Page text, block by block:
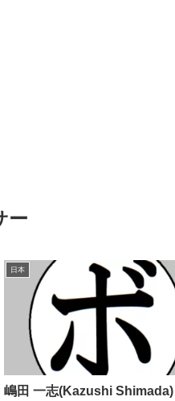
ー
日本
嶋田 一志(Kazushi Shimada)